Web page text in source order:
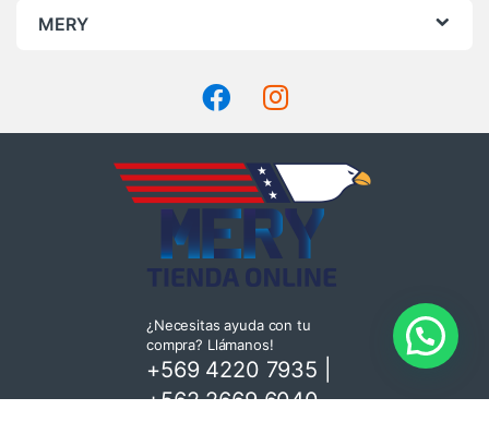
MERY
¿Necesitas ayuda con tu
compra? Llámanos!
+569 4220 7935
+562 2669 6040